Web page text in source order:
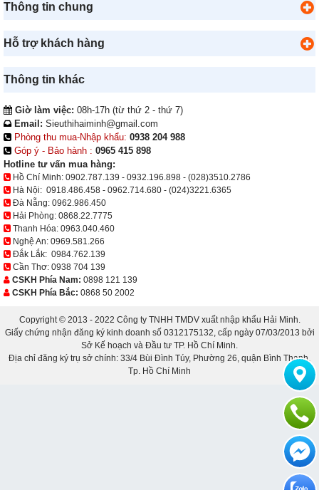
Thông tin chung
Hỗ trợ khách hàng
Thông tin khác
Giờ làm việc: 08h-17h (từ thứ 2 - thứ 7)
Email: Sieuthihaiminh@gmail.com
Phòng thu mua-Nhập khẩu: 0938 204 988
Góp ý - Bảo hành : 0965 415 898
Hotline tư vấn mua hàng:
Hồ Chí Minh: 0902.787.139 - 0932.196.898 - (028)3510.2786
Hà Nội: 0918.486.458 - 0962.714.680 - (024)3221.6365
Đà Nẵng: 0962.986.450
Hải Phòng: 0868.22.7775
Thanh Hóa: 0963.040.460
Nghệ An: 0969.581.266
Đắk Lắk: 0984.762.139
Cần Thơ: 0938 704 139
CSKH Phía Nam: 0898 121 139
CSKH Phía Bắc: 0868 50 2002
Copyright © 2013 - 2022 Công ty TNHH TMDV xuất nhập khẩu Hải Minh.
Giấy chứng nhận đăng ký kinh doanh số 0312175132, cấp ngày 07/03/2013 bởi
Sở Kế hoạch và Đầu tư TP. Hồ Chí Minh.
Địa chỉ đăng ký trụ sở chính: 33/4 Bùi Đình Túy, Phường 26, quận Bình Thạnh,
Tp. Hồ Chí Minh